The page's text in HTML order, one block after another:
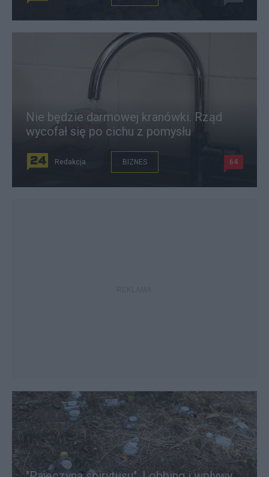
Nie będzie darmowej kranówki. Rząd
wycofał się po cichu z pomysłu
Redakcja BIZNES 64